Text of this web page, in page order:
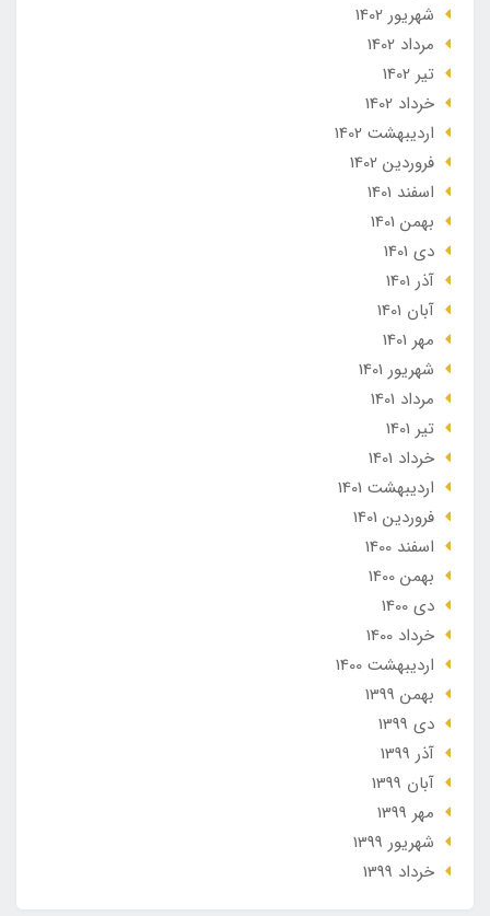
شهریور 1402
مرداد 1402
تير 1402
خرداد 1402
ارديبهشت 1402
فروردین 1402
اسفند 1401
بهمن 1401
دی 1401
آذر 1401
آبان 1401
مهر 1401
شهریور 1401
مرداد 1401
تير 1401
خرداد 1401
ارديبهشت 1401
فروردین 1401
اسفند 1400
بهمن 1400
دی 1400
خرداد 1400
ارديبهشت 1400
بهمن 1399
دی 1399
آذر 1399
آبان 1399
مهر 1399
شهریور 1399
خرداد 1399